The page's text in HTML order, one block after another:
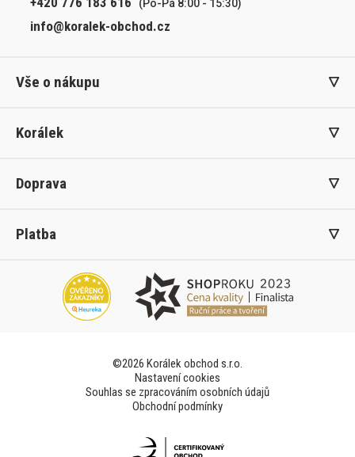
(Po-Pá 8:00 - 15:30)
info@koralek-obchod.cz
Vše o nákupu
Korálek
Doprava
Platba
©2026 Korálek obchod s.r.o.
Nastavení cookies
Souhlas se zpracováním osobních údajů
Obchodní podmínky